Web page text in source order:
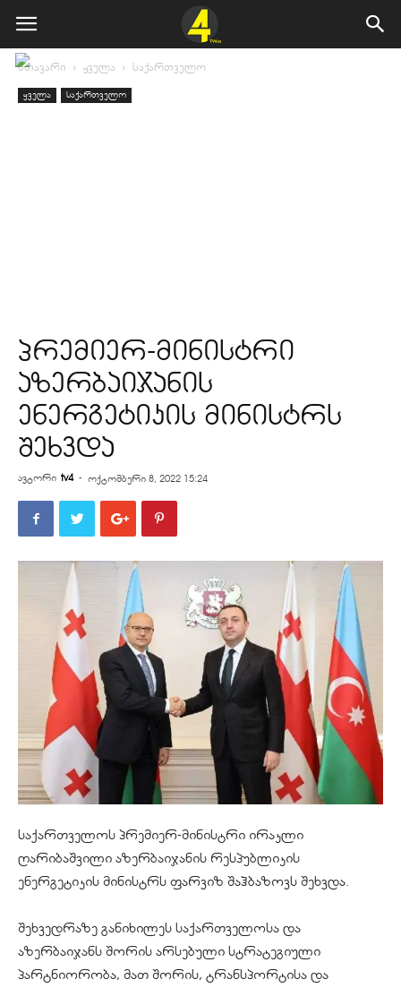
მთავარი ყველა საქართველო
ყველა საქართველო
პრემიერ-მინისტრი
აზერბაიჯანის
ენერგეტიკის მინისტრს
შეხვდა
ავტორი tv4 - ოქტომბერი 8, 2022 15:24
საქართველოს პრემიერ-მინისტრი ირაკლი
ღარიბაშვილი აზერბაიჯანის რესპუბლიკის
ენერგეტიკის მინისტრს ფარვიზ შაჰბაზოვს შეხვდა.
შეხვედრაზე განიხილეს საქართველოსა და
აზერბაიჯანს შორის არსებული სტრატეგიული
პარტნიორობა, მათ შორის, ტრანსპორტისა და